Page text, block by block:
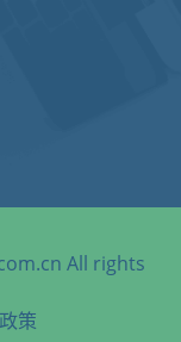
All rights
策